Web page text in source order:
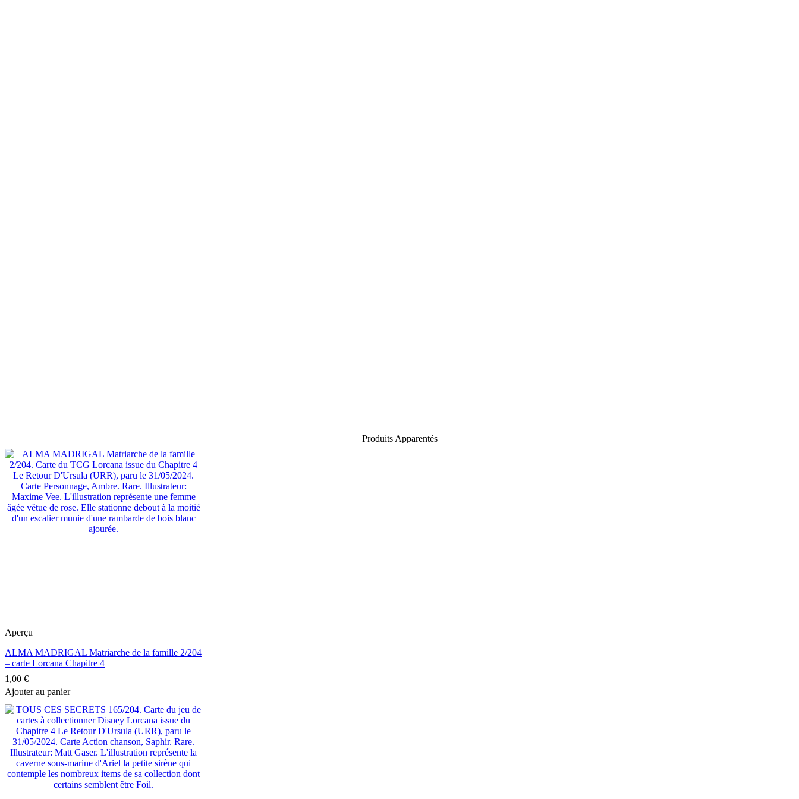
Produits Apparentés
Aperçu
ALMA MADRIGAL Matriarche de la famille 2/204
– carte Lorcana Chapitre 4
1,00 €
Ajouter au panier